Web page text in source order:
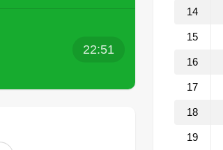
22:51
14
15
16
17
18
19